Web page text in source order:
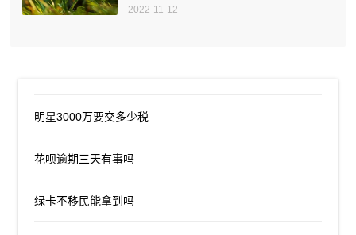
2022-11-12
明星3000万要交多少税
花呗逾期三天有事吗
绿卡不移民能拿到吗